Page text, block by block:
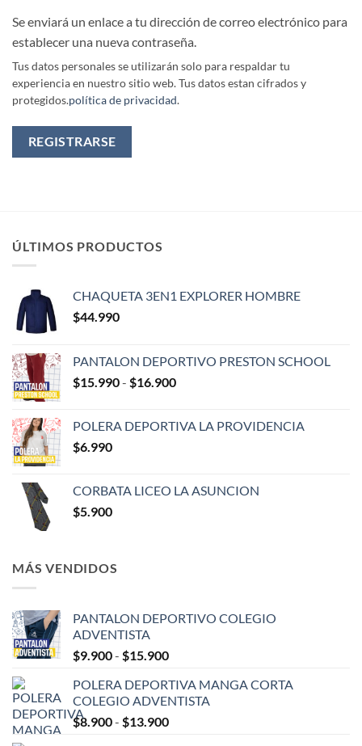
Se enviará un enlace a tu dirección de correo electrónico para
establecer una nueva contraseña.
Tus datos personales se utilizarán solo para respaldar tu
experiencia en nuestro sitio web. Tus datos estan cifrados y
protegidos.política de privacidad.
REGISTRARSE
ÚLTIMOS PRODUCTOS
CHAQUETA 3EN1 EXPLORER HOMBRE
$44.990
PANTALON DEPORTIVO PRESTON SCHOOL
$15.990- $16.900Rango
desde
$16.900
POLERA DEPORTIVA LA PROVIDENCIA
$6.990
CORBATA LICEO LA ASUNCION
$5.900
MÁS VENDIDOS
PANTALON DEPORTIVO COLEGIO
ADVENTISTA
$9.900- $15.900Rango
precios:
desde
$9.900
POLERA DEPORTIVA MANGA CORTA
COLEGIO ADVENTISTA
$8.900- $13.900Rango